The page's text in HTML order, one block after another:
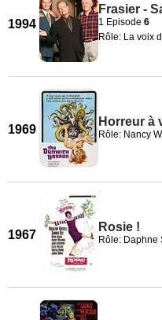
1994
Frasier -
1 Episode 6
Rôle: La voix
1969
Horreur à
Rôle: Nancy
1967
Rosie !
Rôle: Daphne